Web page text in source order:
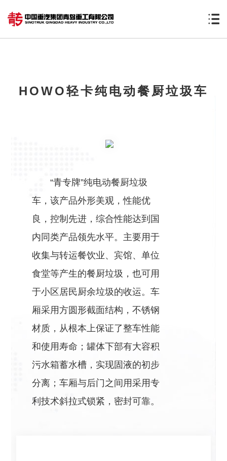
HOWO轻卡纯电动餐厨垃圾车
“青专牌”纯电动餐厨垃圾
车，该产品外形美观，性能优
良，控制先进，综合性能达到国
内同类产品领先水平。主要用于
收集与转运餐饮业、宾馆、单位
食堂等产生的餐厨垃圾，也可用
于小区居民厨余垃圾的收运。车
厢采用方圆形截面结构，不锈钢
材质，从根本上保证了整车性能
和使用寿命；罐体下部有大容积
污水箱蓄水槽，实现固液的初步
分离；车厢与后门之间用采用专
利技术斜拉式锁紧，密封可靠。